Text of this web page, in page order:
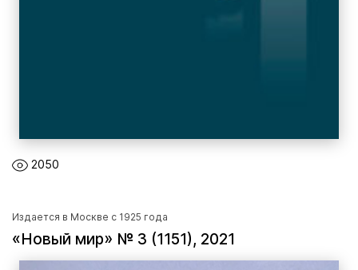
2050
Издается в Москве с 1925 года
«Новый мир» № 3 (1151), 2021